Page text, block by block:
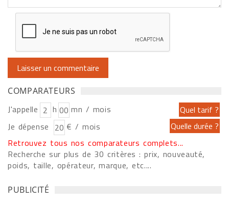
COMPARATEURS
J'appelle h
mn / mois
Je dépense
€ / mois
Retrouvez tous nos comparateurs complets...
Recherche sur plus de 30 critères : prix, nouveauté,
poids, taille, opérateur, marque, etc....
PUBLICITÉ